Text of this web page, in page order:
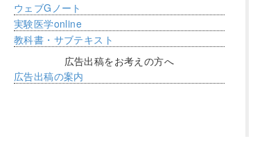
ウェブGノート
実験医学online
教科書・サブテキスト
広告出稿をお考えの方へ
広告出稿の案内